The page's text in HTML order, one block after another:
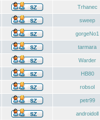
Trhanec
sweep
gorgeNo1
tarmara
Warder
HB80
robsol
petr99
androidoll